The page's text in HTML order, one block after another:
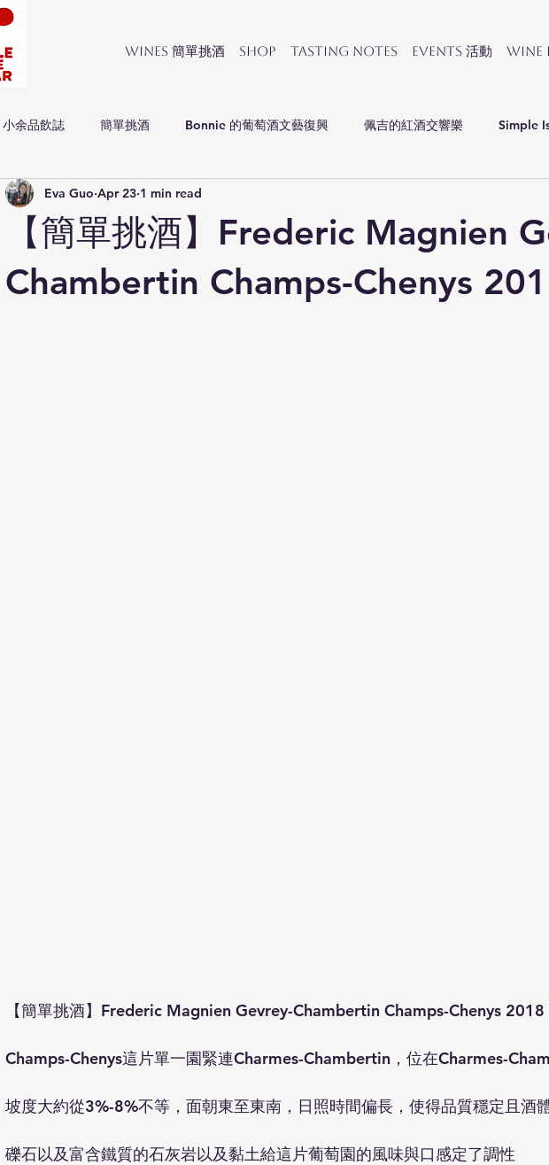
Wines 簡單挑酒 SHOP Tasting Notes Events 活動 Wine
小余品飲誌 簡單挑酒 Bonnie 的葡萄酒文藝復興 佩吉的紅酒交響樂 Simple
wine 簡單品酒會
【簡單挑酒】Frederic Magnien
Chambertin Champs-Chenys
Eva Guo Apr 23 1 min read
【簡單挑酒】Frederic Magnien Gevrey-Chambertin Champs-Chenys 2018
Champs-Chenys這片單一園緊連Charmes-Chambertin，位在Charmes-
坡度大約從3%-8%不等，面朝東至東南，日照時間偏長，使得品質穩定且酒
礫石以及富含鐵質的石灰岩以及黏土給這片葡萄園的風味與口感定了調性